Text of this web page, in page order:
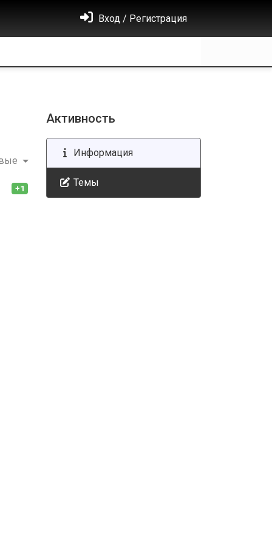
Вход / Регистрация
+1
Активность
Информация
Темы